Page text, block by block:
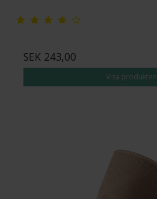
SEK 243,00
Visa produkten